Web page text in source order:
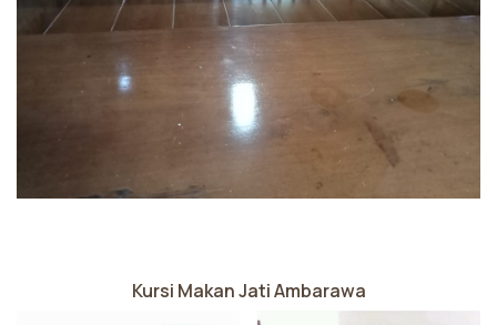
Kursi Makan Jati Ambarawa